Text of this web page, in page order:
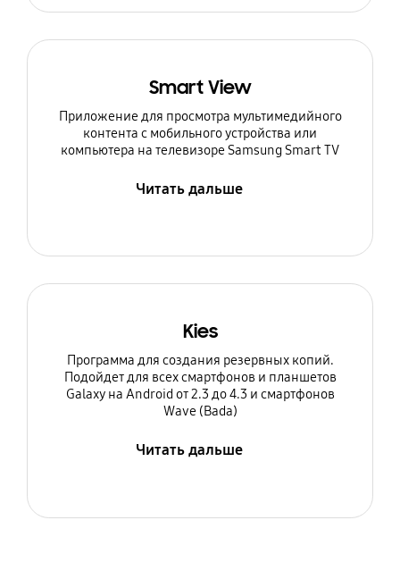
Smart View
Приложение для просмотра мультимедийного
контента с мобильного устройства или
компьютера на телевизоре Samsung Smart TV
Читать дальше
Kies
Программа для создания резервных копий.
Подойдет для всех смартфонов и планшетов
Galaxy на Android от 2.3 до 4.3 и смартфонов
Wave (Bada)
Читать дальше